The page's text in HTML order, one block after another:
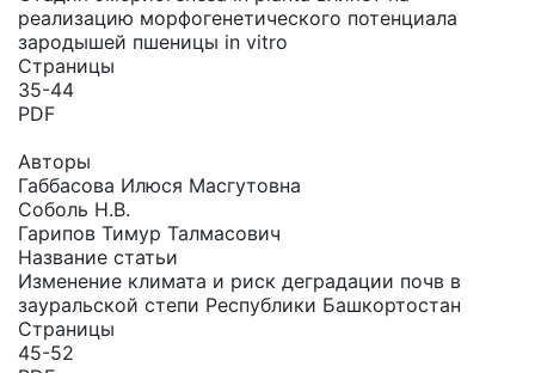
реализацию морфогенетического потенциала
зародышей пшеницы in vitro
PDF
Страницы
35-44
Авторы
Габбасова Илюся Масгутовна
Соболь Н.В.
Гарипов Тимур Талмасович
Название статьи
Изменение климата и риск деградации почв в
зауральской степи Республики Башкортостан
Страницы
45-52